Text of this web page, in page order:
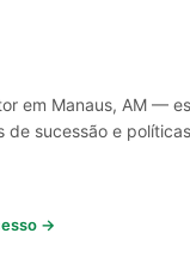
em Manaus, AM —
sucessão e
→